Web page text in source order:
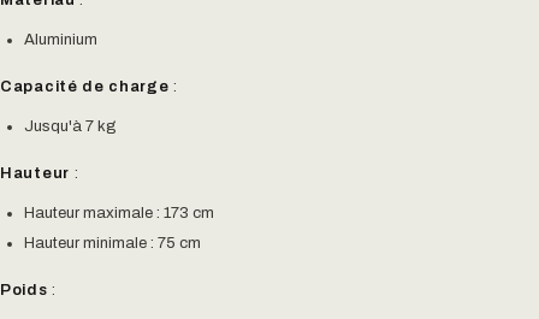
Aluminium
Capacité de charge :
Jusqu'à 7 kg
Hauteur :
Hauteur maximale : 173 cm
Hauteur minimale : 75 cm
Poids :